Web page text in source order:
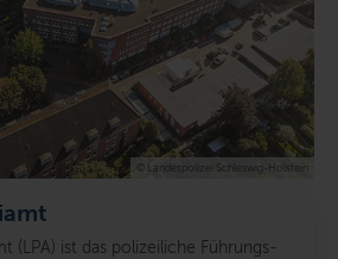
(LPA) ist das polizeiliche Führungs-
© Landespolizei Schleswig-Holstein